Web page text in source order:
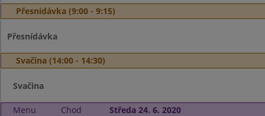
Přesnídávka (9:00 - 9:15)
Přesnídávka
Svačina (14:00 - 14:30)
Svačina
Menu Chod
Středa 24. 6. 2020